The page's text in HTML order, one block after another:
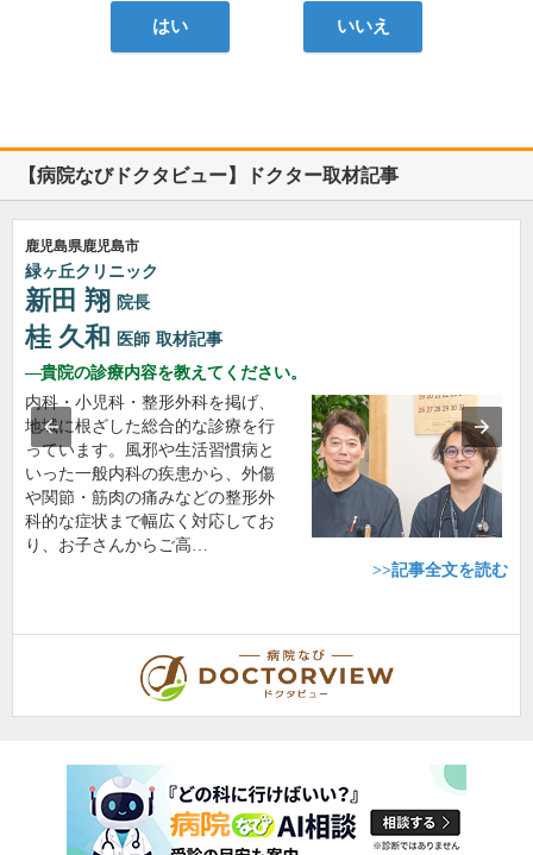
はい いいえ
【病院なびドクタビュー】ドクター取材記事
鹿児島県鹿児島市
緑ヶ丘クリニック
新田 翔 院長
桂 久和 医師 取材記事
貴院の診療内容を教えてください。
内科・小児科・整形外科を掲げ、
地域に根ざした総合的な診療を行
っています。風邪や生活習慣病と
いった一般内科の疾患から、外傷
や関節・筋肉の痛みなどの整形外
科的な症状まで幅広く対応してお
り、お子さんからご高…
>>記事全文を読む